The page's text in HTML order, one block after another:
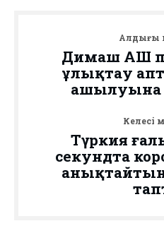
Алдыңғы
Димаш АҚШ
ұлықтау
ашылуына
Келесі
Түркия
секундта